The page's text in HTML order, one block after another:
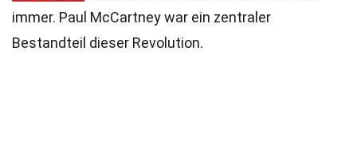
immer. Paul McCartney war ein zentraler
Bestandteil dieser Revolution.